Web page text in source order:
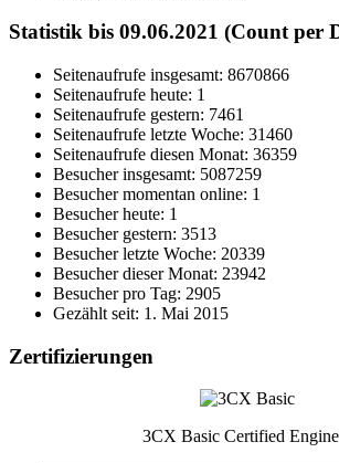
Statistik bis 09.06.2021 (Count per
Seitenaufrufe insgesamt: 8670866
Seitenaufrufe heute: 1
Seitenaufrufe gestern: 7461
Seitenaufrufe letzte Woche: 31460
Seitenaufrufe diesen Monat: 36359
Besucher insgesamt: 5087259
Besucher momentan online: 1
Besucher heute: 1
Besucher gestern: 3513
Besucher letzte Woche: 20339
Besucher dieser Monat: 23942
Besucher pro Tag: 2905
Gezählt seit: 1. Mai 2015
Zertifizierungen
3CX Basic Certified